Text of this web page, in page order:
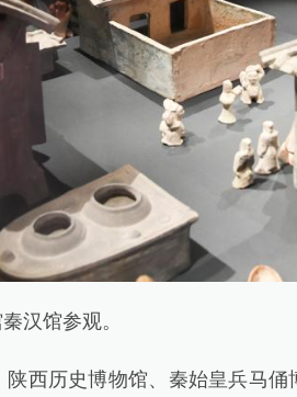
汉馆参观。
历史博物馆、秦始皇兵马俑